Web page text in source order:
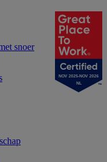
snoer
NOV 2025-NOV 2026
NL